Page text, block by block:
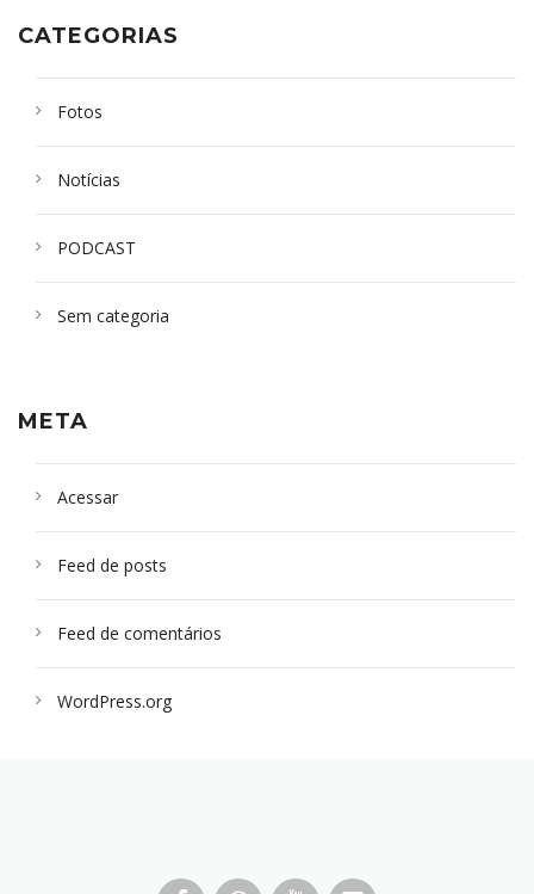
CATEGORIAS
Fotos
Notícias
PODCAST
Sem categoria
META
Acessar
Feed de posts
Feed de comentários
WordPress.org